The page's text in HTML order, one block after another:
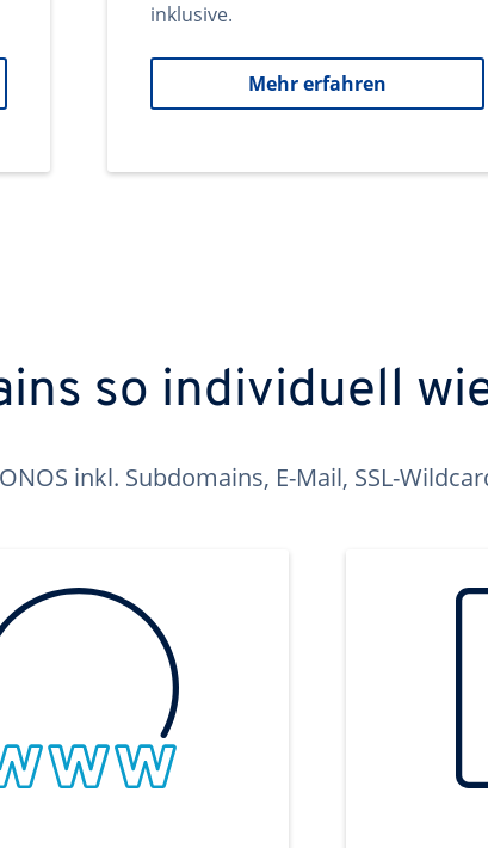
inklusive.
Mehr erfahren
so individuell
inkl. Subdomains, E-Mail, SSL-